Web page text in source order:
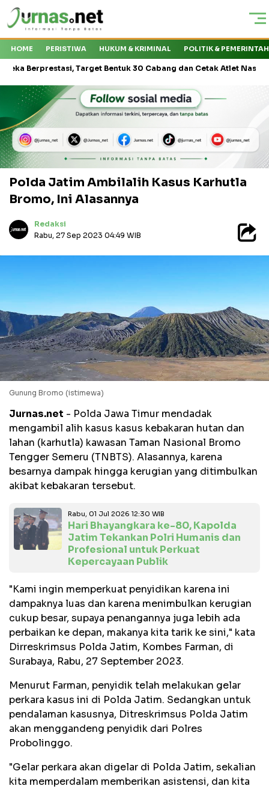
HOME PERISTIWA HUKUM & KRIMINAL POLITIK &
Target Bentuk 30 Cabang dan Cetak Atlet Nasional
Polda Jatim Ambilalih Kasus Karhutla
Bromo, Ini Alasannya
Redaksi
Rabu, 27 Sep 2023 04:49 WIB
Gunung Bromo (istimewa)
Jurnas.net - Polda Jawa Timur mendadak
mengambil alih kasus kasus kebakaran hutan dan
lahan (karhutla) kawasan Taman Nasional Bromo
Tengger Semeru (TNBTS). Alasannya, karena
besarnya dampak hingga kerugian yang ditimbulkan
akibat kebakaran tersebut.
Rabu, 01 Jul 2026 12:30 WIB
Hari Bhayangkara ke-80, Kapolda
Jatim Tekankan Polri Humanis dan
Profesional untuk Perkuat
Kepercayaan Publik
"Kami ingin memperkuat penyidikan karena ini
dampaknya luas dan karena menimbulkan kerugian
cukup besar, supaya penangannya juga lebih ada
perbaikan ke depan, makanya kita tarik ke sini," kata
Dirreskrimsus Polda Jatim, Kombes Farman, di
Surabaya, Rabu, 27 September 2023.
Menurut Farman, penyidik telah melakukan gelar
perkara kasus ini di Polda Jatim. Sedangkan untuk
pendalaman kasusnya, Ditreskrimsus Polda Jatim
akan menggandeng penyidik dari Polres
Probolinggo.
"Gelar perkara akan digelar di Polda Jatim, sekalian
kita memperdalam memberikan asistensi, dan kita